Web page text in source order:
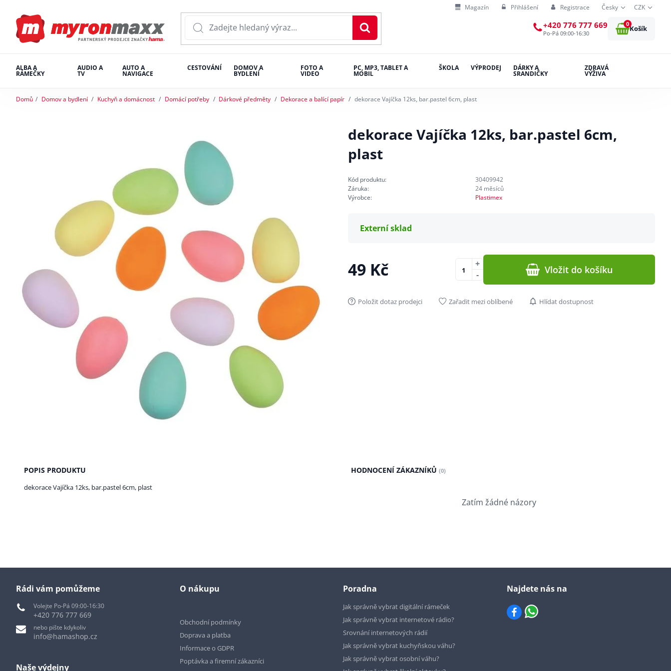
Magazín Přihlášení Registrace Česky CZK
+420 776 777 669
Po-Pá 09:00-16:30
0
Košík
ALBA A
RÁMEČKY
AUDIO A
TV
AUTO A
NAVIGACE
CESTOVÁNÍ DOMOV A
BYDLENÍ
FOTO A
VIDEO
PC, MP3, TABLET A
MOBIL
ŠKOLA VÝPRODEJ DÁRKY A
SRANDIČKY
ZDRAVÁ
VÝŽIVA
Domů Domov a bydlení Kuchyň a domácnost Domácí potřeby Dárkové předměty Dekorace a balící papír dekorace Vajíčka 12ks, bar.pastel 6cm, plast
dekorace Vajíčka 12ks, bar.pastel 6cm,
plast
Kód produktu:
30409942
Záruka:
24 měsíců
Výrobce:
Plastimex
Externí sklad
49 Kč -
+ Vložit do košíku
Položit dotaz prodejci Zařadit mezi oblíbené Hlídat dostupnost
POPIS PRODUKTU
dekorace Vajíčka 12ks, bar.pastel 6cm, plast
HODNOCENÍ ZÁKAZNÍKŮ (0)
Zatím žádné názory
Rádi vám pomůžeme
Volejte Po-Pá 09:00-16:30
+420 776 777 669
nebo pište kdykoliv
info@hamashop.cz
Naše výdejny
O nákupu
Obchodní podmínky
Doprava a platba
Informace o GDPR
Poptávka a firemní zákazníci
Poradna
Jak správně vybrat digitální rámeček
Jak správně vybrat internetové rádio?
Srovnání internetových rádií
Jak správně vybrat kuchyňskou váhu?
Jak správně vybrat osobní váhu?
Najdete nás na